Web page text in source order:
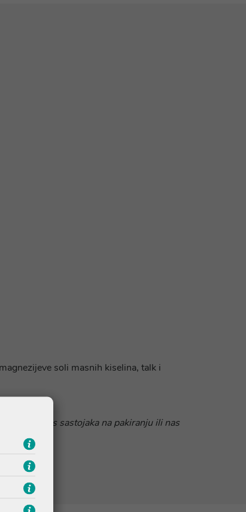
soli masnih kiselina, talk i
popis sastojaka na pakiranju ili nas